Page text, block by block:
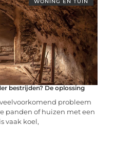
bestrijden? De oplossing
probleem
panden of huizen met een
vaak koel,